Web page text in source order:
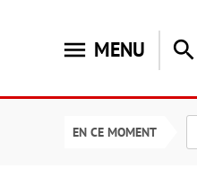
menu MENU search
EN CE MOMENT